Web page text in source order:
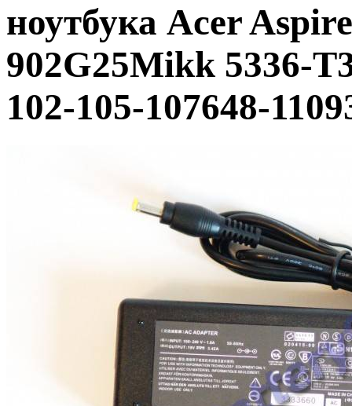
ноутбука Acer
902G25Mikk 5336-
102-105-107648-